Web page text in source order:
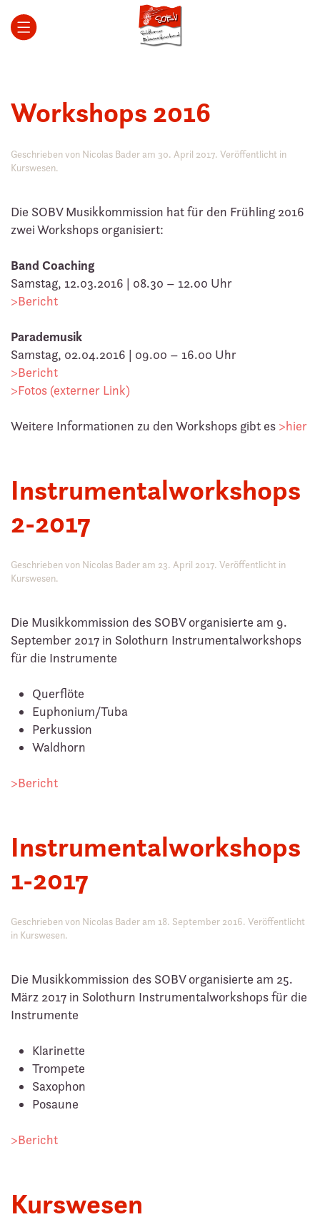
Zum Hauptinhalt springen
Workshops 2016
Geschrieben von Nicolas Bader am 30. April 2017. Veröffentlicht in
Kurswesen.
Die SOBV Musikkommission hat für den Frühling 2016
zwei Workshops organisiert:
Band Coaching
Samstag, 12.03.2016 | 08.30 – 12.00 Uhr
>Bericht
Parademusik
Samstag, 02.04.2016 | 09.00 – 16.00 Uhr
>Bericht
>Fotos (externer Link)
Weitere Informationen zu den Workshops gibt es >hier
Instrumentalworkshops
2-2017
Geschrieben von Nicolas Bader am 23. April 2017. Veröffentlicht in
Kurswesen.
Die Musikkommission des SOBV organisierte am 9.
September 2017 in Solothurn Instrumentalworkshops
für die Instrumente
Querflöte
Euphonium/Tuba
Perkussion
Waldhorn
>Bericht
Instrumentalworkshops
1-2017
Geschrieben von Nicolas Bader am 18. September 2016. Veröffentlicht
in Kurswesen.
Die Musikkommission des SOBV organisierte am 25.
März 2017 in Solothurn Instrumentalworkshops für die
Instrumente
Klarinette
Trompete
Saxophon
Posaune
>Bericht
Kurswesen